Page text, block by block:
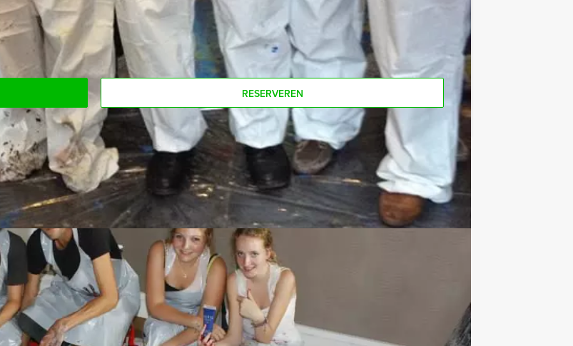
voor dit groepsuitje aangegeven. Jullie kunnen ook voor minder personen boeken
RESERVEREN